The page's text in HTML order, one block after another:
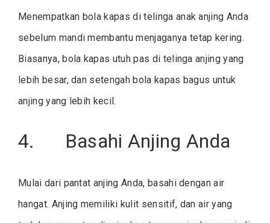
Menempatkan bola kapas di telinga anak anjing Anda
sebelum mandi membantu menjaganya tetap kering.
Biasanya, bola kapas utuh pas di telinga anjing yang
lebih besar, dan setengah bola kapas bagus untuk
anjing yang lebih kecil.
4. Basahi Anjing Anda
Mulai dari pantat anjing Anda, basahi dengan air
hangat. Anjing memiliki kulit sensitif, dan air yang